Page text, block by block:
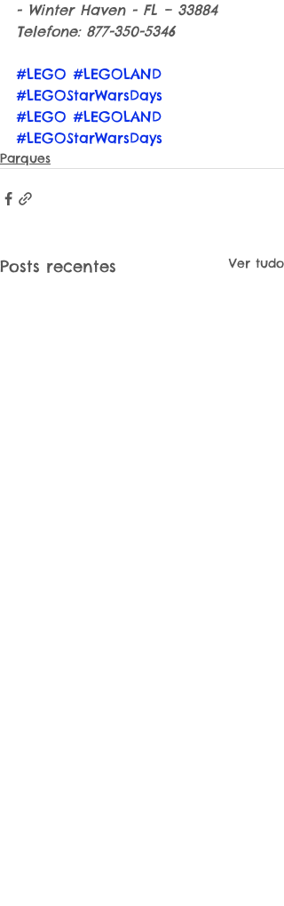
- Winter Haven - FL – 33884
Telefone: 877-350-5346
#LEGO #LEGOLAND
#LEGOStarWarsDays
#LEGO #LEGOLAND
#LEGOStarWarsDays
Parques
Posts recentes Ver tudo